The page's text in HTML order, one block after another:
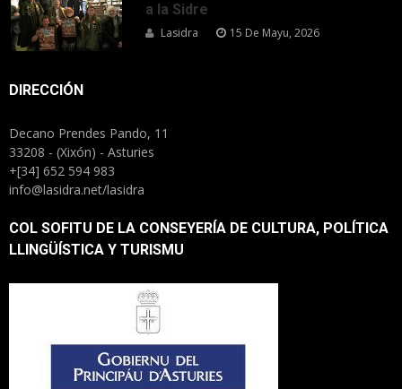
a la Sidre
Lasidra 15 De Mayu, 2026
DIRECCIÓN
Decano Prendes Pando, 11
33208 - (Xixón) - Asturies
+[34] 652 594 983
info@lasidra.net/lasidra
COL SOFITU DE LA CONSEYERÍA DE CULTURA, POLÍTICA
LLINGÜÍSTICA Y TURISMU